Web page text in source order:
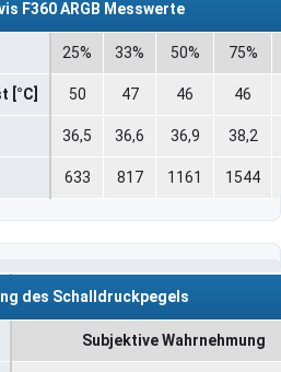
F360 ARGB Messwerte
25% 33% 50% 75%
[°C] 50 47 46 46
36,5 36,6 36,9 38,2
633 817 1161 1544
des Schalldruckpegels
Subjektive Wahrnehmung